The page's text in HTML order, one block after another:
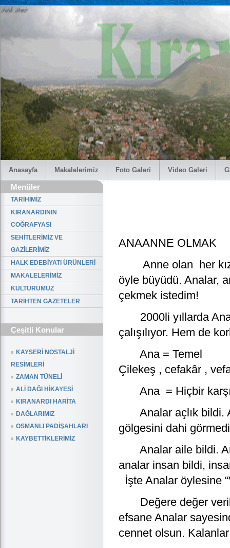
Anasayfa Makalelerimiz Foto Galeri Video Galeri
Menüler
TARİHİMİZ
KIRANARDININ
COĞRAFYASI
SEHİTLERİMİZ VE
GAZİLERİMİZ
HALK EDEBİYATI ÜRÜNLERİ
MAKALELERİMİZ
KÜLTÜRÜMÜZ
TARİHTEN GAZETELER
Çeşitli Konular
KAYSERİ NOSTALJİ
RESİMLERİ
ZAMAN TÜNELİ
ALİ DAĞI HİKAYESİ
KIRANARDI HARİTA
DAĞLARIMIZ
OSMANLI PADİŞAHLARI
KAYBETTİKLERİMİZ
ANAANNE OLMAK
Anne olan her kız
öyle büyüdü. Analar,
çekmek istedim!
2000li yıllarda
çalışılıyor. Hem de
Ana =
Çilekeş , cefakâr ,
Ana = Hiçbir
Analar açlık bildi.
gölgesini dahi
Analar aile bildi.
analar insan bildi,
İşte Analar öylesine
Değere değer
efsane Analar
cennet olsun.